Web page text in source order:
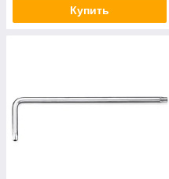
Купить